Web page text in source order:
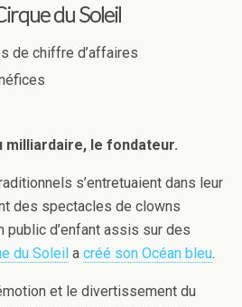
du Soleil
de chiffre d’affaires
milliardaire, le fondateur.
s’entretuaient dans leur
des spectacles de clowns
d’enfant assis sur des
du Soleil a créé son Océan bleu.
et le divertissement du